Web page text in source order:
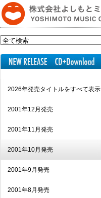
2026年発売タイトルをすべて表示
2001年12月発売
2001年11月発売
2001年10月発売
2001年9月発売
2001年8月発売